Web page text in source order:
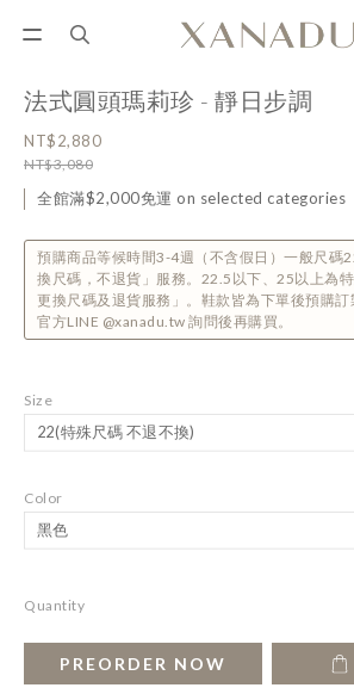
法式圓頭瑪莉珍 - 靜日步調
NT$2,880
NT$3,080
全館滿$2,000免運 on selected categories
預購商品等候時間3-4週（不含假日）一般尺碼
換尺碼，不退貨」服務。22.5以下、25以上為
更換尺碼及退貨服務」。鞋款皆為下單後預購訂
官方LINE @xanadu.tw 詢問後再購買。
Size
Color
Quantity
PREORDER NOW